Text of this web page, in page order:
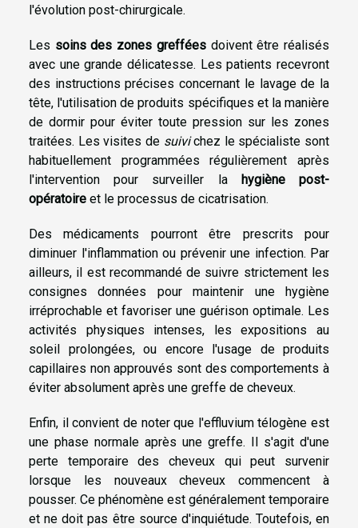
l'évolution post-chirurgicale.
Les soins des zones grefféesdoivent être réalisés
avec une grande délicatesse. Les patients recevront
des instructions précises concernant le lavage de la
tête, l'utilisation de produits spécifiques et la manière
de dormir pour éviter toute pression sur les zones
traitées. Les visites de suivichez le spécialiste sont
habituellement programmées régulièrement après
l'intervention pour surveiller la
hygiène post-
opératoire et le processus de cicatrisation.
Des médicaments pourront être prescrits pour
diminuer l'inflammation ou prévenir une infection. Par
ailleurs, il est recommandé de suivre strictement les
consignes données pour maintenir une hygiène
irréprochable et favoriser une guérison optimale. Les
activités physiques intenses, les expositions au
soleil prolongées, ou encore l'usage de produits
capillaires non approuvés sont des comportements à
éviter absolument après une greffe de cheveux.
Enfin, il convient de noter que l'effluvium télogène est
une phase normale après une greffe. Il s'agit d'une
perte temporaire des cheveux qui peut survenir
lorsque les nouveaux cheveux commencent à
pousser. Ce phénomène est généralement temporaire
et ne doit pas être source d'inquiétude. Toutefois, en